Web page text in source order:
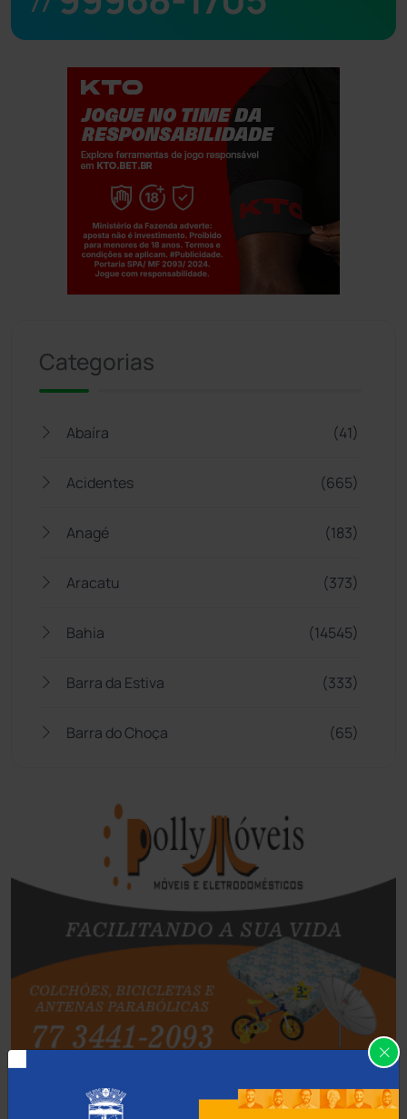
Categorias
Abaíra (41)
Acidentes (665)
Anagé (183)
Aracatu (373)
Bahia (14545)
Barra da Estiva (333)
Barra do Choça (65)
Bom Jesus da Lapa
Boquira
Botuporã (72)
Brasil (7679)
Brumado (31953)